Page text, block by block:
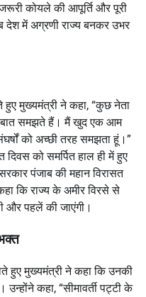
कोयले की आपूर्ति और पूरी
देश में अग्रणी राज्य बनकर उभर
हुए मुख्यमंत्री ने कहा, “कुछ नेता
बात समझते हैं। मैं खुद एक आम
को अच्छी तरह समझता हूं।”
को समर्पित हाल ही में हुए
पंजाब की महान विरासत
कि राज्य के अमीर विरसे से
और पहलें की जाएंगी।
हुए मुख्यमंत्री ने कहा कि उनकी
कहा, “सीमावर्ती पट्टी के